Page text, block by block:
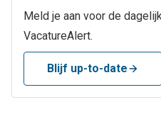
Meld je aan voor de
VacatureAlert.
Blijf up-to-date